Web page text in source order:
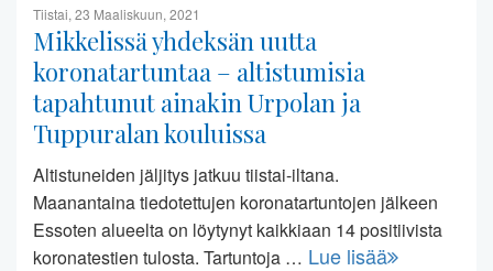
Tiistai, 23 Maaliskuun, 2021
Mikkelissä yhdeksän uutta
koronatartuntaa – altistumisia
tapahtunut ainakin Urpolan ja
Tuppuralan kouluissa
Altistuneiden jäljitys jatkuu tiistai-iltana.
Maanantaina tiedotettujen koronatartuntojen jälkeen
Essoten alueelta on löytynyt kaikkiaan 14 positiivista
koronatestien tulosta. Tartuntoja … Lue lisää